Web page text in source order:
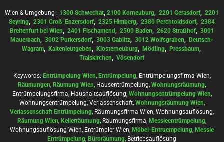
Wien & Umgebung : 1300 Schwechat, 2100 Korneuburg, 2201 Gerasdorf, 2201
Seyring, 2301 Groß-Enzersdorf, 2325 Himberg, 2380 Perchtoldsdorf, 2384
Breitenfurt bei Wien, 2401 Fischamend, 2500 Baden, 2620 Straßhof, 3001
Mauerbach, 3002 Purkersdorf, 3003 Gablitz, 3012 Wolfsgraben, Deutsch-
Wagram, Kaltenleutgeben, Klosterneuburg, Mödling, Pressbaum,
Traiskirchen, Vösendorf
Keywords: Entrümpelung Wien, Entrümpelung, Entrümpelungsfirma Wien,
Räumungen, Räumung Wien, Hausentrümpelung, Wohnungsräumung,
Entrümpelungsfirma, Haushaltsauflösung, Wohnungsentrümpelung Wien,
Wohnungsentrümpelung, Verlassenschaft, Wohnungsräumung Wien,
Verlassenschaft Entrümpelung, Räumungsfirma Wien, Wohnungsauflösung,
Räumung Wien, Kellerräumung, Räumungsfirma, Messieentrümpelung,
Wohnungsauflösung Wien, Entrümpler Wien, Möbel-Entruempelung, Messie
Entrümpelung, Büroräumung, Betriebsauflösung